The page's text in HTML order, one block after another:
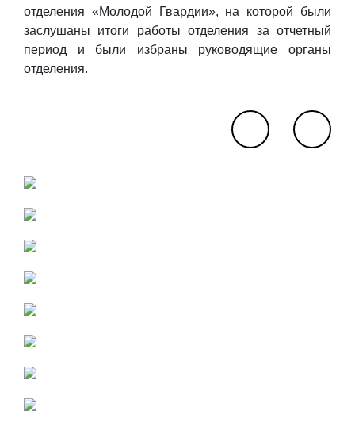
отделения «Молодой Гвардии», на которой были
заслушаны итоги работы отделения за отчетный
период и были избраны руководящие органы
отделения.